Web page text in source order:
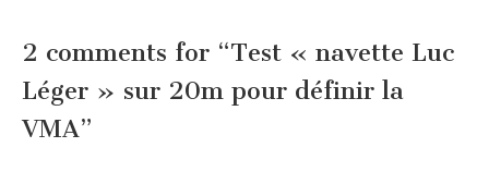
2 comments for “Test « navette Luc
Léger » sur 20m pour définir la
VMA”